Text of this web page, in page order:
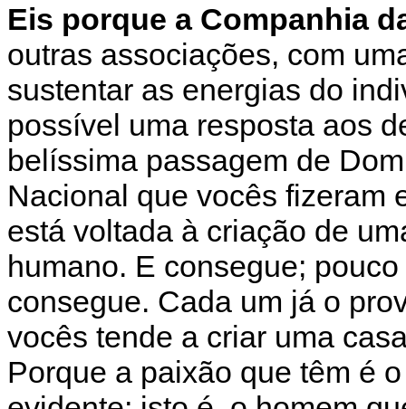
Eis porque a Companhia
outras associações, com
sustentar as energias do
possível uma resposta aos
belíssima passagem de
Nacional que vocês fizeram
está voltada à criação de
humano. E consegue;
consegue. Cada um já o
vocês tende a criar uma
Porque a paixão que têm é